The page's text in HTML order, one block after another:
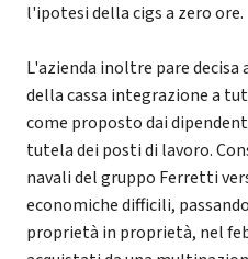
l'ipotesi della cigs a zero ore.
L'azienda inoltre pare
della cassa integrazione a
come proposto dai
tutela dei posti di lavoro.
navali del gruppo Ferretti
economiche difficili,
proprietà in proprietà, nel